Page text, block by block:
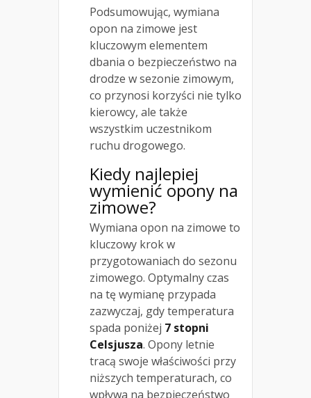
Podsumowując, wymiana
opon na zimowe jest
kluczowym elementem
dbania o bezpieczeństwo na
drodze w sezonie zimowym,
co przynosi korzyści nie tylko
kierowcy, ale także
wszystkim uczestnikom
ruchu drogowego.
Kiedy najlepiej
wymienić opony na
zimowe?
Wymiana opon na zimowe to
kluczowy krok w
przygotowaniach do sezonu
zimowego. Optymalny czas
na tę wymianę przypada
zazwyczaj, gdy temperatura
spada poniżej 7 stopni
Celsjusza. Opony letnie
tracą swoje właściwości przy
niższych temperaturach, co
wpływa na bezpieczeństwo